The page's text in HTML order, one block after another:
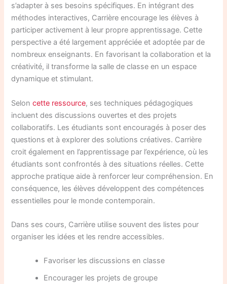
s’adapter à ses besoins spécifiques. En intégrant des
méthodes interactives, Carrière encourage les élèves à
participer activement à leur propre apprentissage. Cette
perspective a été largement appréciée et adoptée par de
nombreux enseignants. En favorisant la collaboration et la
créativité, il transforme la salle de classe en un espace
dynamique et stimulant.
Seloncette ressource, ses techniques pédagogiques
incluent des discussions ouvertes et des projets
collaboratifs. Les étudiants sont encouragés à poser des
questions et à explorer des solutions créatives. Carrière
croit également en l’apprentissage par l’expérience, où les
étudiants sont confrontés à des situations réelles. Cette
approche pratique aide à renforcer leur compréhension. En
conséquence, les élèves développent des compétences
essentielles pour le monde contemporain.
Dans ses cours, Carrière utilise souvent des listes pour
organiser les idées et les rendre accessibles.
Favoriser les discussions en classe
Encourager les projets de groupe